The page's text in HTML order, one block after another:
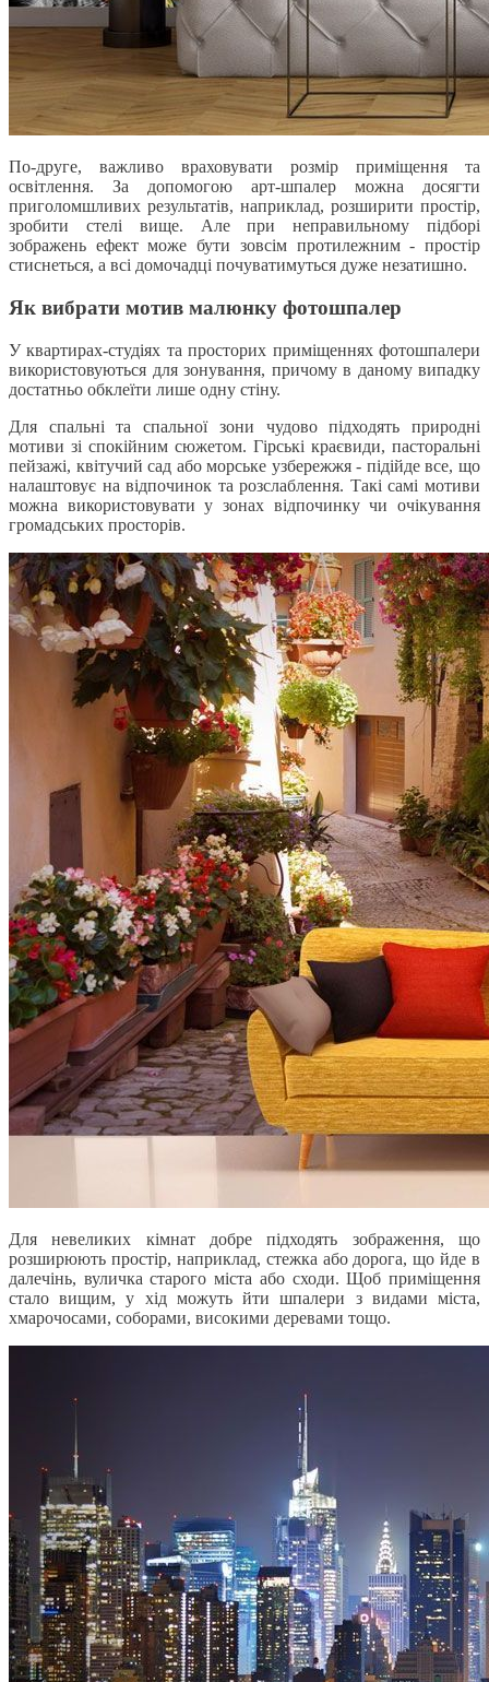
По-друге, важливо враховувати розмір приміщення та
освітлення. За допомогою арт-шпалер можна досягти
приголомшливих результатів, наприклад, розширити простір,
зробити стелі вище. Але при неправильному підборі
зображень ефект може бути зовсім протилежним - простір
стиснеться, а всі домочадці почуватимуться дуже незатишно.
Як вибрати мотив малюнку фотошпалер
У квартирах-студіях та просторих приміщеннях фотошпалери
використовуються для зонування, причому в даному випадку
достатньо обклеїти лише одну стіну.
Для спальні та спальної зони чудово підходять природні
мотиви зі спокійним сюжетом. Гірські краєвиди, пасторальні
пейзажі, квітучий сад або морське узбережжя - підійде все, що
налаштовує на відпочинок та розслаблення. Такі самі мотиви
можна використовувати у зонах відпочинку чи очікування
громадських просторів.
Для невеликих кімнат добре підходять зображення, що
розширюють простір, наприклад, стежка або дорога, що йде в
далечінь, вуличка старого міста або сходи. Щоб приміщення
стало вищим, у хід можуть йти шпалери з видами міста,
хмарочосами, соборами, високими деревами тощо.